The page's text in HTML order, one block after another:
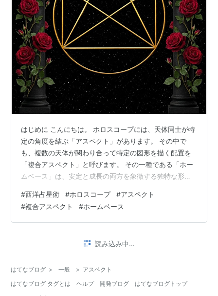
はじめに こんにちは。 ホロスコープには、天体同士が特
定の角度を結ぶ「アスペクト」があります。 その中で
も、複数の天体が関わり合って特定の図形を描く配置を
「複合アスペクト」と呼びます。 その一種である「ホー
ムベース」は、安定と成長の両方を象徴する独特な形で
#西洋占星術 #ホロスコープ #アスペクト
#複合アスペクト #ホームベース
読み込み中…
はてなブログ > 一般 > アスペクト
はてなブログ タグとは
ヘルプ 開発ブログ
はてなブログトップ